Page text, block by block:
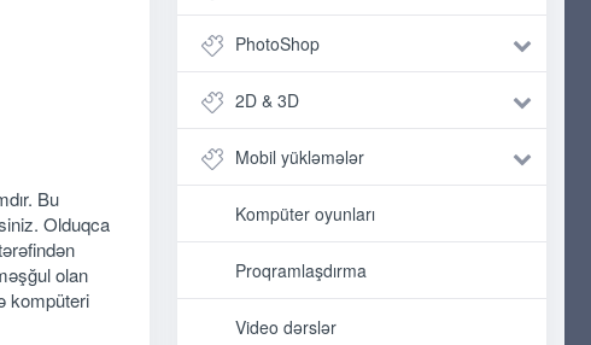
Bu
Olduqca
olan
kompüteri
PhotoShop
2D & 3D
Mobil yükləmələr
Kompüter oyunları
Proqramlaşdırma
Video dərslər